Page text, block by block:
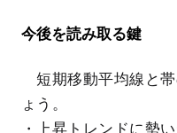
今後を読み取る鍵
短期移動平均線と帯
ょう。
・上昇トレンドに勢